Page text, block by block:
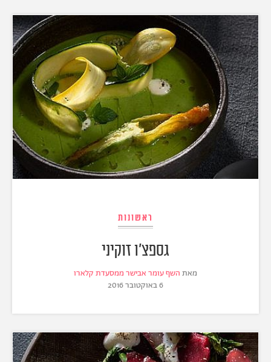
ראשונות
גספצ'ו זוקיני
מאת השף עומר אבישר ממסעדת קלארו
6 באוקטובר 2016